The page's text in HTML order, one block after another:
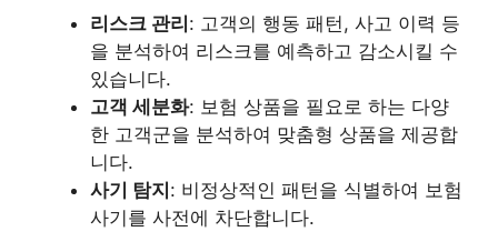
리스크 관리: 고객의 행동 패턴, 사고 이력 등
을 분석하여 리스크를 예측하고 감소시킬 수
있습니다.
고객 세분화: 보험 상품을 필요로 하는 다양
한 고객군을 분석하여 맞춤형 상품을 제공합
니다.
사기 탐지: 비정상적인 패턴을 식별하여 보험
사기를 사전에 차단합니다.